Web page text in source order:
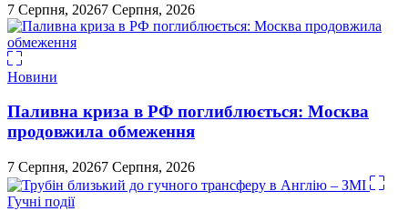
7 Серпня, 20267 Серпня, 2026
Новини
Паливна криза в РФ поглиблюється: Москва
продовжила обмеження
7 Серпня, 20267 Серпня, 2026
Гучні події